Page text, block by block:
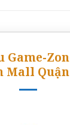
Mall Quận